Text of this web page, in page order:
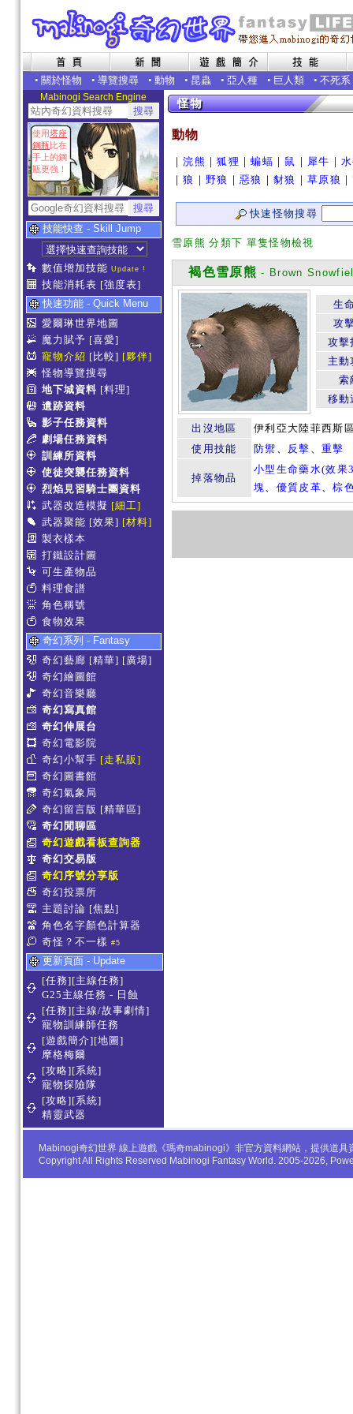
• 關於怪物 • 導覽搜尋 • 動物 • 昆蟲 • 亞人種 • 巨人類 • 不死系
Mabinogi Search Engine
使用塔座
鋼瓶比在
手上的鋼
瓶更強！
技能快查 - Skill Jump
數值增加技能 Update !
技能消耗表 [強度表]
快速功能 - Quick Menu
愛爾琳世界地圖
魔力賦予 [喜愛]
寵物介紹 [比較] [夥伴]
怪物導覽搜尋
地下城資料 [料理]
遺跡資料
影子任務資料
劇場任務資料
訓練所資料
使徒突襲任務資料
烈焰見習騎士團資料
武器改造模擬 [細工]
武器聚能 [效果] [材料]
製衣樣本
打鐵設計圖
可生產物品
料理食譜
角色稱號
食物效果
奇幻系列 - Fantasy
奇幻藝廊 [精華] [廣場]
奇幻繪圖館
奇幻音樂廳
奇幻寫真館
奇幻伸展台
奇幻電影院
奇幻小幫手 [走私販]
奇幻圖書館
奇幻氣象局
奇幻留言版 [精華區]
奇幻閒聊區
奇幻遊戲看板查詢器
奇幻交易版
奇幻序號分享版
奇幻投票所
主題討論 [焦點]
角色名字顏色計算器
奇怪？不一樣 #5
更新頁面 - Update
[任務][主線任務]
G25主線任務 - 日蝕
[任務][主線/故事劇情]
寵物訓練師任務
[遊戲簡介][地圖]
摩格梅爾
[攻略][系統]
寵物探險隊
[攻略][系統]
精靈武器
動物
｜浣熊 ｜狐狸 ｜蝙蝠 ｜ 鼠 ｜ 犀牛 ｜
｜狼 ｜野狼 ｜惡狼 ｜豺狼 ｜草原狼 ｜
快速怪物搜尋
雪原熊 分類下 單隻怪物檢視
褐色雪原熊 - Brown
生
攻
攻擊
主動
索
移動
出沒地區
伊利亞大陸菲西斯
使用技能
防禦 、 反擊 、重擊
掉落物品
小型生命藥水(效果
塊、 優質皮革、棕
Mabinogi奇幻世界 線上遊戲《瑪奇mabinogi》非官方資料網站，提供道
Copyright All Rights Reserved Mabinogi Fantasy World. 2005-2026,